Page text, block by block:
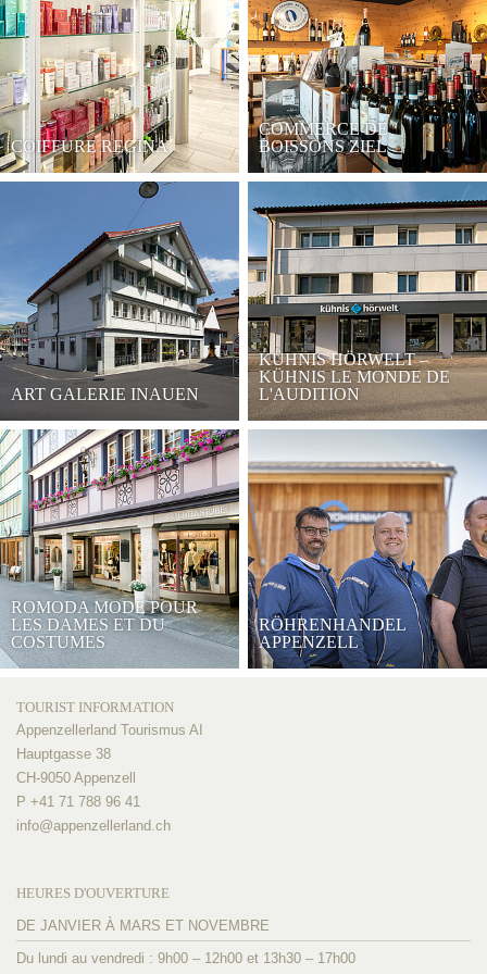
COIFFURE REGINA
COMMERCE DE
BOISSONS ZIEL
ART GALERIE INAUEN
KÜHNIS HÖRWELT –
KÜHNIS LE MONDE DE
L'AUDITION
ROMODA MODE POUR
LES DAMES ET DU
COSTUMES
RÖHRENHANDEL
APPENZELL
TOURIST INFORMATION
Appenzellerland Tourismus AI
Hauptgasse 38
CH-9050 Appenzell
P +41 71 788 96 41
info@appenzellerland.ch
HEURES D'OUVERTURE
DE JANVIER À MARS ET NOVEMBRE
Du lundi au vendredi : 9h00 – 12h00 et 13h30 – 17h00